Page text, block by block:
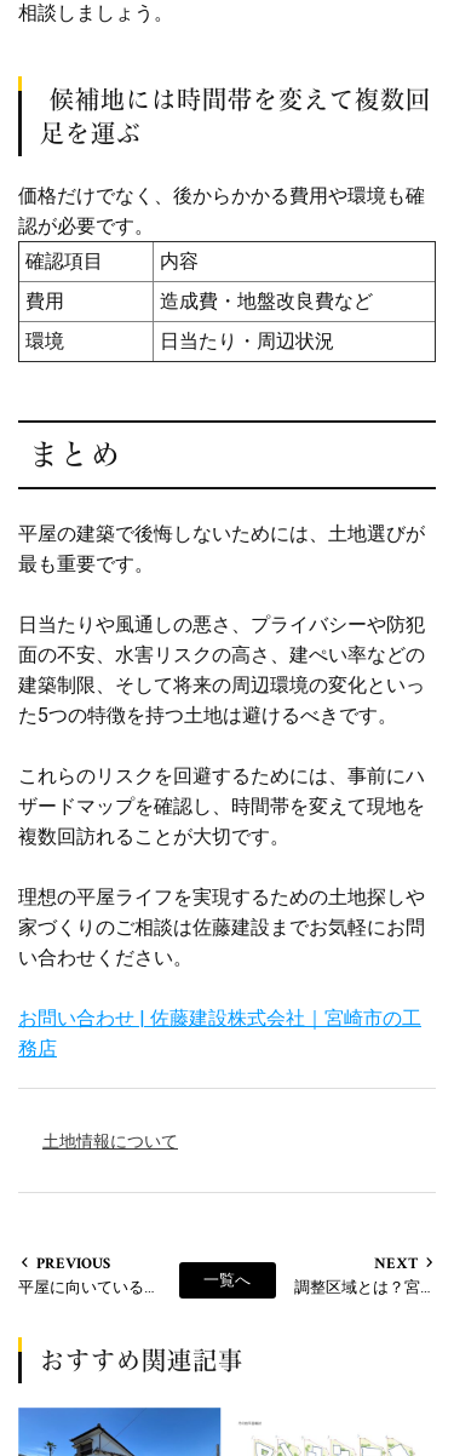
相談しましょう。
候補地には時間帯を変えて複数回
足を運ぶ
価格だけでなく、後からかかる費用や環境も確
認が必要です。
確認項目
内容
費用
造成費・地盤改良費など
環境
日当たり・周辺状況
まとめ
平屋の建築で後悔しないためには、土地選びが
最も重要です。
日当たりや風通しの悪さ、プライバシーや防犯
面の不安、水害リスクの高さ、建ぺい率などの
建築制限、そして将来の周辺環境の変化といっ
た5つの特徴を持つ土地は避けるべきです。
これらのリスクを回避するためには、事前にハ
ザードマップを確認し、時間帯を変えて現地を
複数回訪れることが大切です。
理想の平屋ライフを実現するための土地探しや
家づくりのご相談は佐藤建設までお気軽にお問
い合わせください。
お問い合わせ | 佐藤建設株式会社｜宮崎市の工
務店
土地情報について
PREVIOUS
平屋に向いている土地の見極め方とは？理想の住まいを叶える土地探しのコツ 一覧へ
NEXT
調整区域とは？宮﨑県注文住宅を検討中の方へ、調整区域で建築ができる理由と注意点
おすすめ関連記事